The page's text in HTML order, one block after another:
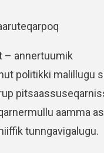
– annertuumik
politikki malillugu
aamma
tunngavigalugu.